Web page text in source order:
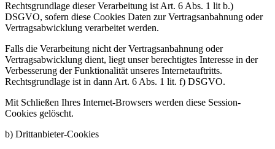
Rechtsgrundlage dieser Verarbeitung ist Art. 6 Abs. 1 lit b.)
DSGVO, sofern diese Cookies Daten zur Vertragsanbahnung oder
Vertragsabwicklung verarbeitet werden.
Falls die Verarbeitung nicht der Vertragsanbahnung oder
Vertragsabwicklung dient, liegt unser berechtigtes Interesse in der
Verbesserung der Funktionalität unseres Internetauftritts.
Rechtsgrundlage ist in dann Art. 6 Abs. 1 lit. f) DSGVO.
Mit Schließen Ihres Internet-Browsers werden diese Session-
Cookies gelöscht.
b) Drittanbieter-Cookies